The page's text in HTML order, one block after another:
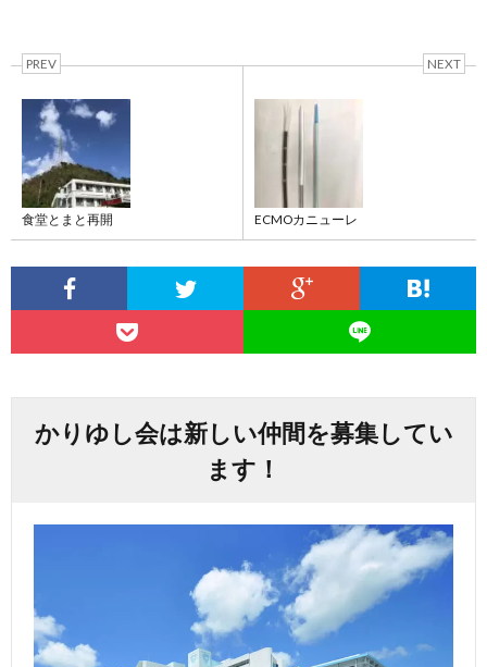
PREV
食堂とまと再開
NEXT
ECMOカニューレ
かりゆし会は新しい仲間を募集してい
ます！